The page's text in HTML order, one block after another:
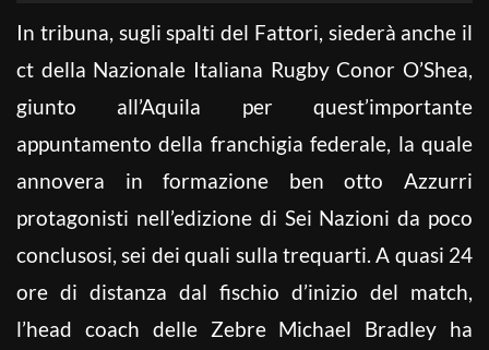
In tribuna, sugli spalti del Fattori, siederà anche il
ct della Nazionale Italiana Rugby Conor O’Shea,
giunto all’Aquila per quest’importante
appuntamento della franchigia federale, la quale
annovera in formazione ben otto Azzurri
protagonisti nell’edizione di Sei Nazioni da poco
conclusosi, sei dei quali sulla trequarti. A quasi 24
ore di distanza dal fischio d’inizio del match,
l’head coach delle Zebre Michael Bradley ha